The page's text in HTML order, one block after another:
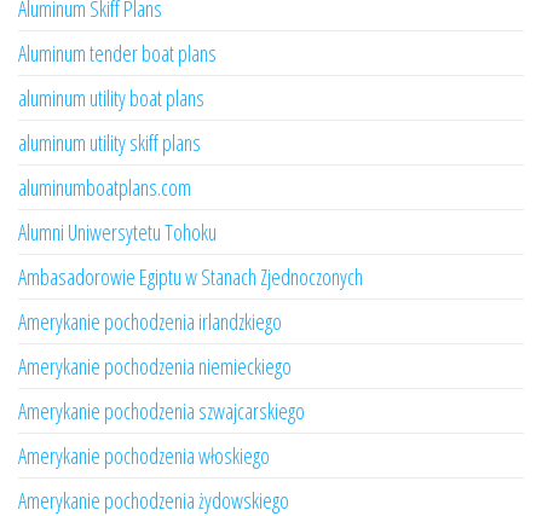
Aluminum Skiff Plans
Aluminum tender boat plans
aluminum utility boat plans
aluminum utility skiff plans
aluminumboatplans.com
Alumni Uniwersytetu Tohoku
Ambasadorowie Egiptu w Stanach Zjednoczonych
Amerykanie pochodzenia irlandzkiego
Amerykanie pochodzenia niemieckiego
Amerykanie pochodzenia szwajcarskiego
Amerykanie pochodzenia włoskiego
Amerykanie pochodzenia żydowskiego